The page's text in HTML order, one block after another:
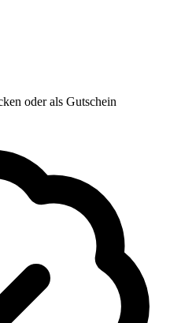
oder als Gutschein